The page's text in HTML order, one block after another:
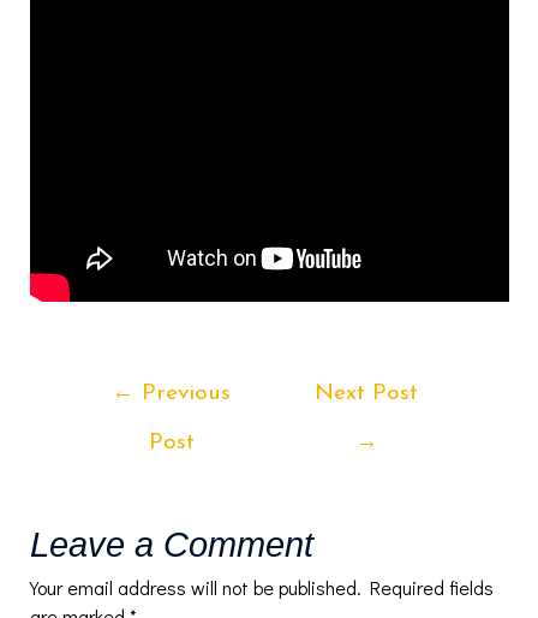
← Previous
Post
Next Post
→
Leave a Comment
Your email address will not be published. Required fields